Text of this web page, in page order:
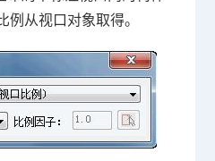
例从视口对象取得。